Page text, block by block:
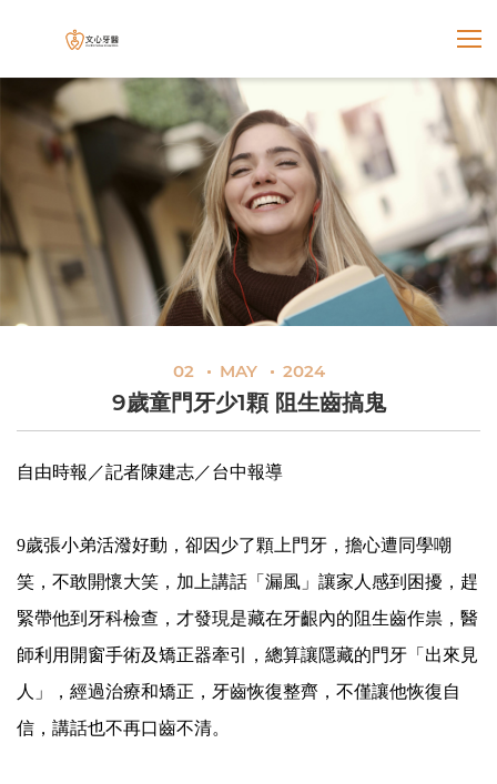
文心牙醫聯合診所
展開
02 MAY 2024
9歲童門牙少1顆 阻生齒搞鬼
自由時報／記者陳建志／台中報導
9歲張小弟活潑好動，卻因少了顆上門牙，擔心遭同學嘲
笑，不敢開懷大笑，加上講話「漏風」讓家人感到困擾，趕
緊帶他到牙科檢查，才發現是藏在牙齦內的阻生齒作祟，醫
師利用開窗手術及矯正器牽引，總算讓隱藏的門牙「出來見
人」，經過治療和矯正，牙齒恢復整齊，不僅讓他恢復自
信，講話也不再口齒不清。